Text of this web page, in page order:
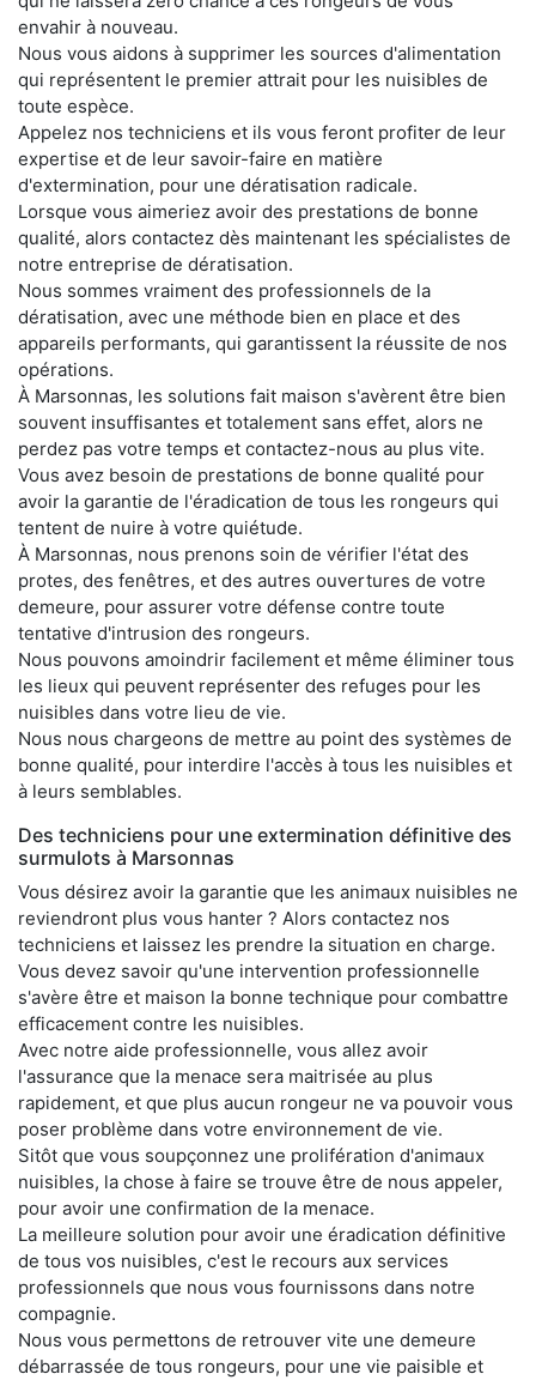
envahir à nouveau.
Nous vous aidons à supprimer les sources d'alimentation
qui représentent le premier attrait pour les nuisibles de
toute espèce.
Appelez nos techniciens et ils vous feront profiter de leur
expertise et de leur savoir-faire en matière
d'extermination, pour une dératisation radicale.
Lorsque vous aimeriez avoir des prestations de bonne
qualité, alors contactez dès maintenant les spécialistes de
notre entreprise de dératisation.
Nous sommes vraiment des professionnels de la
dératisation, avec une méthode bien en place et des
appareils performants, qui garantissent la réussite de nos
opérations.
À Marsonnas, les solutions fait maison s'avèrent être bien
souvent insuffisantes et totalement sans effet, alors ne
perdez pas votre temps et contactez-nous au plus vite.
Vous avez besoin de prestations de bonne qualité pour
avoir la garantie de l'éradication de tous les rongeurs qui
tentent de nuire à votre quiétude.
À Marsonnas, nous prenons soin de vérifier l'état des
protes, des fenêtres, et des autres ouvertures de votre
demeure, pour assurer votre défense contre toute
tentative d'intrusion des rongeurs.
Nous pouvons amoindrir facilement et même éliminer tous
les lieux qui peuvent représenter des refuges pour les
nuisibles dans votre lieu de vie.
Nous nous chargeons de mettre au point des systèmes de
bonne qualité, pour interdire l'accès à tous les nuisibles et
à leurs semblables.
Des techniciens pour une extermination définitive des
surmulots à Marsonnas
Vous désirez avoir la garantie que les animaux nuisibles ne
reviendront plus vous hanter ? Alors contactez nos
techniciens et laissez les prendre la situation en charge.
Vous devez savoir qu'une intervention professionnelle
s'avère être et maison la bonne technique pour combattre
efficacement contre les nuisibles.
Avec notre aide professionnelle, vous allez avoir
l'assurance que la menace sera maitrisée au plus
rapidement, et que plus aucun rongeur ne va pouvoir vous
poser problème dans votre environnement de vie.
Sitôt que vous soupçonnez une prolifération d'animaux
nuisibles, la chose à faire se trouve être de nous appeler,
pour avoir une confirmation de la menace.
La meilleure solution pour avoir une éradication définitive
de tous vos nuisibles, c'est le recours aux services
professionnels que nous vous fournissons dans notre
compagnie.
Nous vous permettons de retrouver vite une demeure
débarrassée de tous rongeurs, pour une vie paisible et